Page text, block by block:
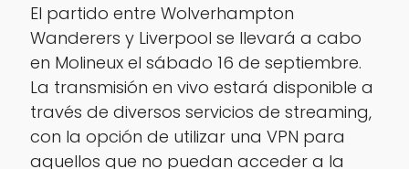
El partido entre Wolverhampton
Wanderers y Liverpool se llevará a cabo
en Molineux el sábado 16 de septiembre.
La transmisión en vivo estará disponible a
través de diversos servicios de streaming,
con la opción de utilizar una VPN para
aquellos que no puedan acceder a la